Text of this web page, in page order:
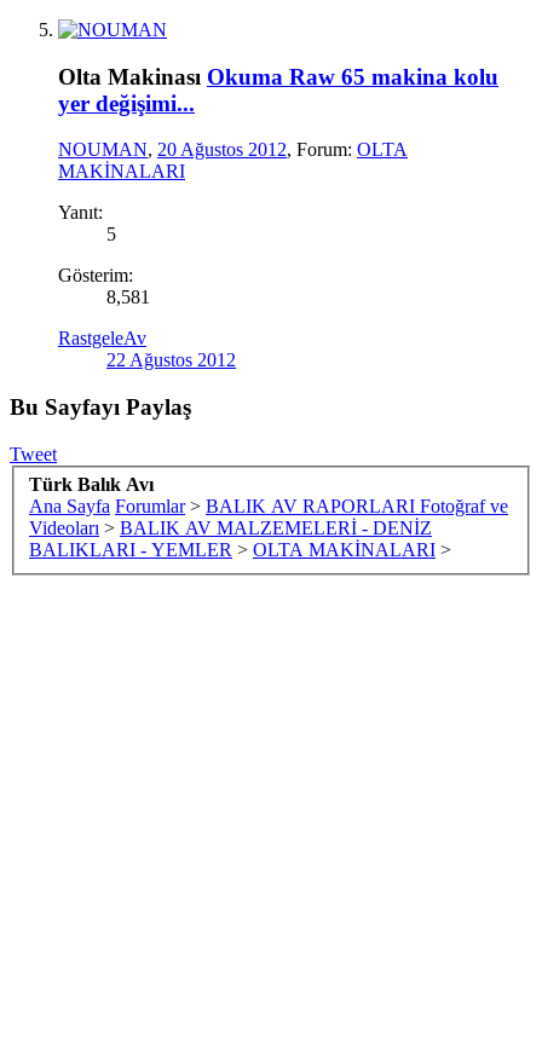
Olta Makinası Okuma Raw 65 makina kolu
yer değişimi...
NOUMAN, 20 Ağustos 2012, Forum: OLTA
MAKİNALARI
Yanıt:
5
Gösterim:
8,581
RastgeleAv
22 Ağustos 2012
Bu Sayfayı Paylaş
Tweet
Türk Balık Avı
Ana Sayfa Forumlar > BALIK AV RAPORLARI Fotoğraf ve
Videoları > BALIK AV MALZEMELERİ - DENİZ
BALIKLARI - YEMLER > OLTA MAKİNALARI >